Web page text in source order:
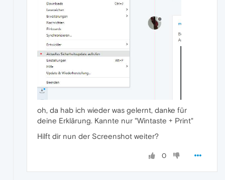
oh, da hab ich wieder was gelernt, danke für
deine Erklärung. Kannte nur "Wintaste + Print"
Hilft dir nun der Screenshot weiter?
0